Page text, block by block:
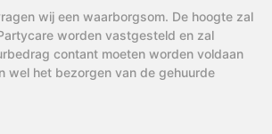
wij een waarborgsom. De hoogte zal
worden vastgesteld en zal
contant moeten worden voldaan
wel het bezorgen van de gehuurde